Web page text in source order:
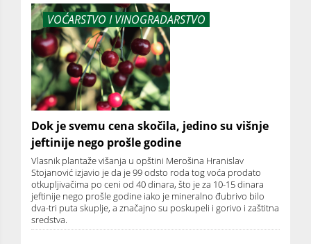
VOĆARSTVO I VINOGRADARSTVO
Dok je svemu cena skočila, jedino su višnje
jeftinije nego prošle godine
Vlasnik plantaže višanja u opštini Merošina Hranislav
Stojanović izjavio je da je 99 odsto roda tog voća prodato
otkupljivačima po ceni od 40 dinara, što je za 10-15 dinara
jeftinije nego prošle godine iako je mineralno đubrivo bilo
dva-tri puta skuplje, a značajno su poskupeli i gorivo i zaštitna
sredstva.